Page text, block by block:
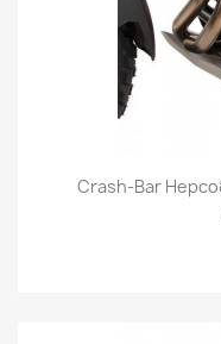
Crash-Bar